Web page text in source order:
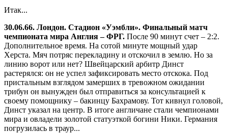
Итак...
30.06.66. Лондон. Стадион «Уэмбли». Финальный матч
чемпионата мира Англия – ФРГ. После 90 минут счет – 2:2.
Дополнительное время. На сотой минуте мощный удар
Херста. Мяч потряс перекладину и отскочил в землю. Но за
линию ворот или нет? Швейцарский арбитр Динст
растерялся: он не успел зафиксировать место отскока. Под
пристальным взглядом замерших в тревожном ожидании
трибун он вынужден был отправиться за консультацией к
своему помощнику – бакинцу Бахрамову. Тот кивнул головой,
Динст указал на центр. В итоге англичане стали чемпионами
мира и овладели золотой статуэткой богини Ники. Германия
погрузилась в траур...